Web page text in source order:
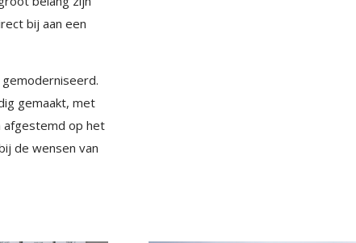
bij aan een
gemaakt, met
afgestemd op het
de wensen van